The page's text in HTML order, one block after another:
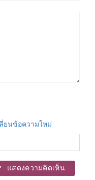
ยนข้อความใหม่
แสดงความคิดเห็น